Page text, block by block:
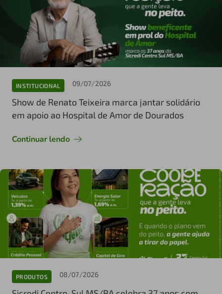
INSTITUCIONAL 09/07/2026
Show de Renato Teixeira marca jantar solidário
em apoio ao Hospital de Amor de Dourados
Continuar lendo
PRODUTOS 08/07/2026